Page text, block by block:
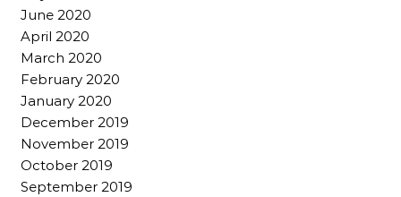
June 2020
April 2020
March 2020
February 2020
January 2020
December 2019
November 2019
October 2019
September 2019